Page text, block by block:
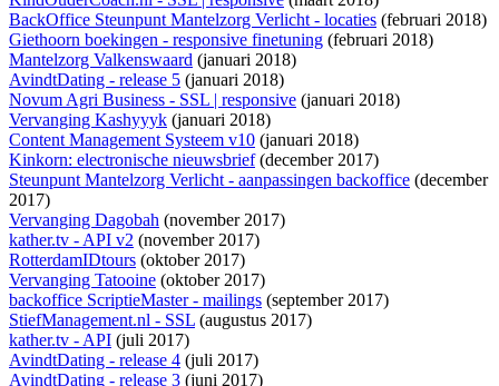
BackOffice Steunpunt Mantelzorg Verlicht - locaties (februari 2018)
Giethoorn boekingen - responsive finetuning (februari 2018)
Mantelzorg Valkenswaard (januari 2018)
AvindtDating - release 5 (januari 2018)
Novum Agri Business - SSL | responsive (januari 2018)
Vervanging Kashyyyk (januari 2018)
Content Management Systeem v10 (januari 2018)
Kinkorn: electronische nieuwsbrief(december 2017)
Steunpunt Mantelzorg Verlicht - aanpassingen backoffice (december
2017)
Vervanging Dagobah (november 2017)
kather.tv - API v2 (november 2017)
RotterdamIDtours (oktober 2017)
Vervanging Tatooine (oktober 2017)
backoffice ScriptieMaster - mailings (september 2017)
StiefManagement.nl - SSL (augustus 2017)
kather.tv - API (juli 2017)
AvindtDating - release 4 (juli 2017)
AvindtDating - release 3 (juni 2017)